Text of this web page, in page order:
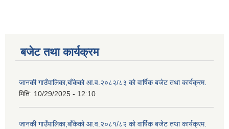
बजेट तथा कार्यक्रम
जानकी गाउँपालिका,बाँकेको आ.व.२०८२/८३ को वार्षिक बजेट तथा कार्यक्रम.
मिति: 10/29/2025 - 12:10
जानकी गाउँपालिका,बाँकेको आ.व.२०८१/८२ को वार्षिक बजेट तथा कार्यक्रम.